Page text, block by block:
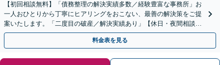
【初回相談無料】「債務整理の解決実績多数／経験豊富な事務所」お
一人おひとりから丁寧にヒアリングをおこない、最善の解決策をご提
案いたします。「二度目の破産／解決実績あり」【休日・夜間相談
可】
料金表を見る